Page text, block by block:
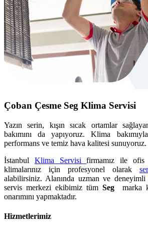
Çoban Çesme Seg Klima Servisi
Yazın serin, kışın sıcak ortamlar
bakımını da yapıyoruz. Klima
performans ve temiz hava kalitesi sunuyoruz.
İstanbul Klima Servisifirmamız ile
klimalarınız için profesyonel olarak
alabilirsiniz. Alanında uzman ve
servis merkezi ekibimiz tüm Seg marka
onarımını yapmaktadır.
Hizmetlerimiz